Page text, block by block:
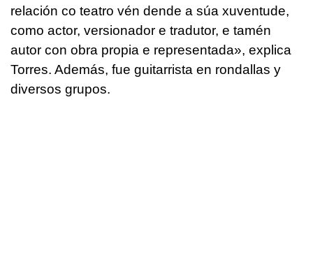
relación co teatro vén dende a súa xuventude,
como actor, versionador e tradutor, e tamén
autor con obra propia e representada», explica
Torres. Además, fue guitarrista en rondallas y
diversos grupos.